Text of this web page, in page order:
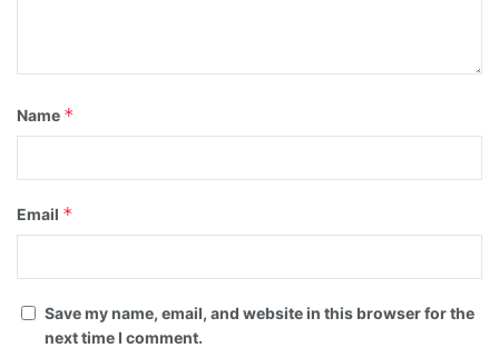
Name *
Email *
Save my name, email, and website in this browser for the
next time I comment.